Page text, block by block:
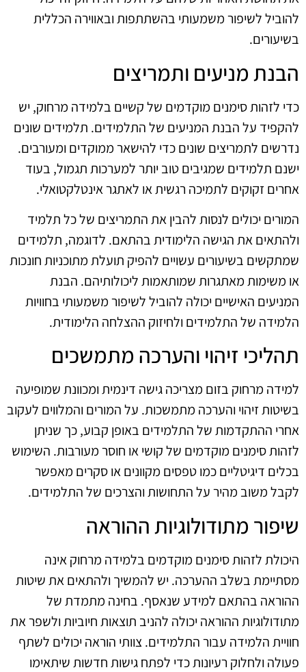
להוביל לשיפור משמעותי בהשתתפות ובאווירה הכללית
בשיעורים.
הבנת מניעים ותמריצים
כדי לזהות סימנים מוקדמים של קשיים בלמידה מרחוק, יש
להקפיד על הבנת המניעים של התלמידים. תלמידים שונים
נדרשים לתמריצים שונים כדי להישאר ממוקדים ומעורבים.
ישנם תלמידים שמגיבים טוב יותר למערכות תגמול, בעוד
אחרים זקוקים לתמיכה רגשית או לאתגר אינטלקטואלי.
המורים יכולים לנסות להבין את התמריצים של כל תלמיד
ולהתאים את הגישה הלימודית בהתאם. לדוגמה, תלמידים
שמתקשים בשיעורים עשויים להפיק תועלת מתוכניות חונכות
או משימות מאתגרות שמותאמות ליכולותיהם. הבנת
המניעים האישיים יכולה להוביל לשיפור משמעותי בחוויות
הלמידה של התלמידים ולחיזוק ההצלחה הלימודית.
תהליכי זיהוי והערכה מתמשכים
למידה מרחוק בזום מצריכה גישה דינמית ומכוונת שמופיעה
בשיטות זיהוי והערכה מתמשכות. על המורים והמלווים לעקוב
אחרי ההתקדמות של התלמידים באופן קבוע, כך שניתן
לזהות סימנים מוקדמים של קושי או חוסר מעורבות. השימוש
בכלים דיגיטליים כמו טפסים מקוונים או סקרים מאפשר
לקבל משוב מהיר על התחושות והצרכים של התלמידים.
שיפור מתודולוגיות ההוראה
היכולת לזהות סימנים מוקדמים בלמידה מרחוק אינה
מסתיימת בשלב ההערכה. יש להמשיך ולהתאים את שיטות
ההוראה בהתאם למידע שנאסף. בחינה מתמדת של
מתודולוגיות ההוראה יכולה להניב תוצאות חיוביות ולשפר את
חוויית הלמידה עבור התלמידים. צוותי הוראה יכולים לשתף
פעולה ולחלוק רעיונות כדי לפתח גישות חדשות שיתאימו